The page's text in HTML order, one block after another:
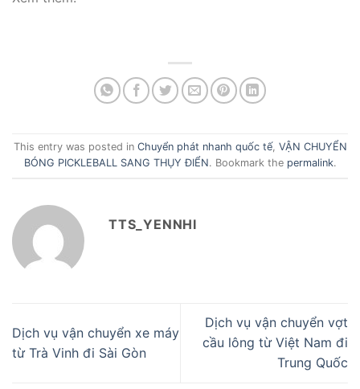
This entry was posted in Chuyển phát nhanh quốc tế, VẬN CHUYỂN
BÓNG PICKLEBALL SANG THỤY ĐIỂN. Bookmark the permalink.
TTS_YENNHI
Dịch vụ vận chuyển xe máy
từ Trà Vinh đi Sài Gòn
Dịch vụ vận chuyển vợt
cầu lông từ Việt Nam đi
Trung Quốc